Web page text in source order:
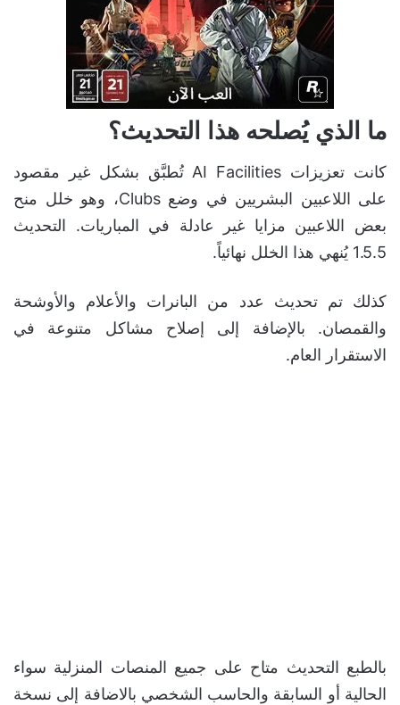
ما الذي يُصلحه هذا التحديث؟
كانت تعزيزات AI Facilities تُطبَّق بشكل غير مقصود
على اللاعبين البشريين في وضع Clubs، وهو خلل منح
بعض اللاعبين مزايا غير عادلة في المباريات. التحديث
1.5.5 يُنهي هذا الخلل نهائياً.
كذلك تم تحديث عدد من البانرات والأعلام والأوشحة
والقمصان. بالإضافة إلى إصلاح مشاكل متنوعة في
الاستقرار العام.
بالطبع التحديث متاح على جميع المنصات المنزلية سواء
الحالية أو السابقة والحاسب الشخصي بالاضافة إلى نسخة